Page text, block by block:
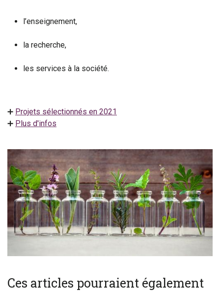
l’enseignement,
la recherche,
les services à la société.
➕ Projets sélectionnés en 2021
➕ Plus d'infos
Ces articles pourraient également